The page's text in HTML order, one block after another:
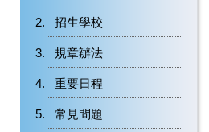
招生學校
規章辦法
重要日程
常見問題